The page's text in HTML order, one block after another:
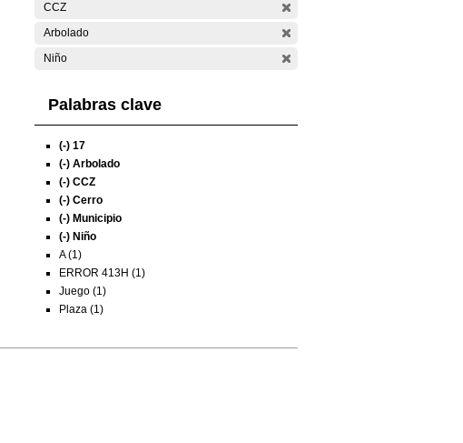
CCZ
Arbolado
Niño
Palabras clave
(-) 17
(-) Arbolado
(-) CCZ
(-) Cerro
(-) Municipio
(-) Niño
A (1)
ERROR 413H (1)
Juego (1)
Plaza (1)